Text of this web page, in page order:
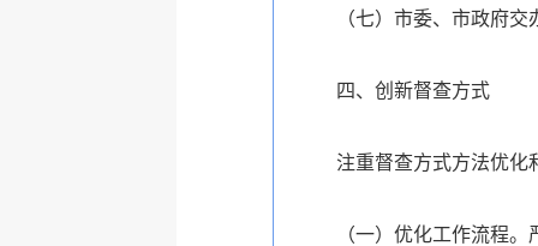
（七）市委、市政府
四、创新督查方式
注重督查方式方法优化
（一）优化工作流程